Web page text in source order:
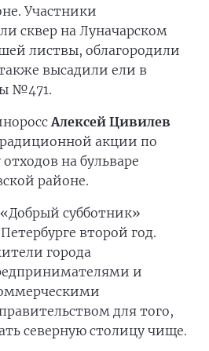
Участники
сквер на Луначарском
листвы, облагородили
высадили ели в
№471.
Алексей Цивилев
акции по
на бульваре
районе.
субботник»
второй год.
города
и
для того,
северную столицу чище.